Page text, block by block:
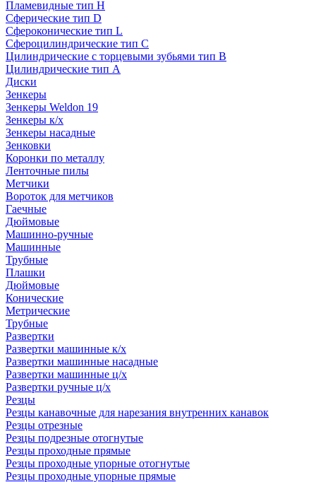
Пламевидные тип H
Сферические тип D
Сфероконические тип L
Сфероцилиндрические тип C
Цилиндрические с торцевыми зубьями тип B
Цилиндрические тип А
Диски
Зенкеры
Зенкеры Weldon 19
Зенкеры к/х
Зенкеры насадные
Зенковки
Коронки по металлу
Ленточные пилы
Метчики
Вороток для метчиков
Гаечные
Дюймовые
Машинно-ручные
Машинные
Трубные
Плашки
Дюймовые
Конические
Метрические
Трубные
Развертки
Развертки машинные к/х
Развертки машинные насадные
Развертки машинные ц/х
Развертки ручные ц/х
Резцы
Резцы канавочные для нарезания внутренних канавок
Резцы отрезные
Резцы подрезные отогнутые
Резцы проходные прямые
Резцы проходные упорные отогнутые
Резцы проходные упорные прямые